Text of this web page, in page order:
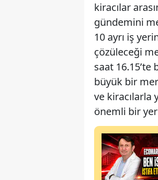
kiracılar
gündemini
10 ayrı iş
çözüleceği
saat
büyük bir
ve kiracılarla
önemli bir